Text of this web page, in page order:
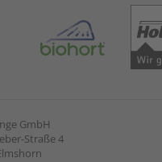
GmbH
Straße 4